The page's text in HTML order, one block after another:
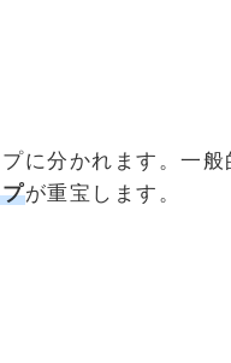
に分かれます。一般
が重宝します。